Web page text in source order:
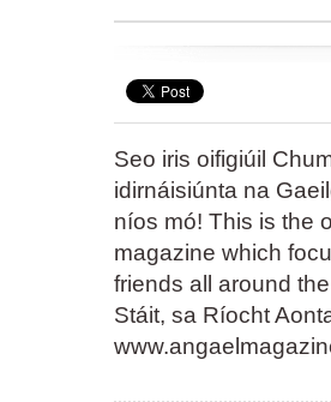
Seo iris oifigiúil
idirnáisiúnta na
níos mó! This is the
magazine which
friends all around
Stáit, sa Ríocht